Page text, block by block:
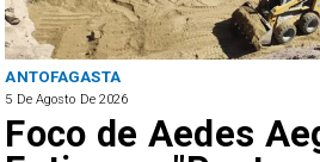
ANTOFAGASTA
5 De Agosto De 2026
Foco de Aedes